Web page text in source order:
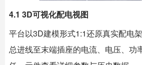
4.1 3D可视化配电视图
平台以3D建模形式1:1还原真实配电
总进线至末端插座的电流、电压、功